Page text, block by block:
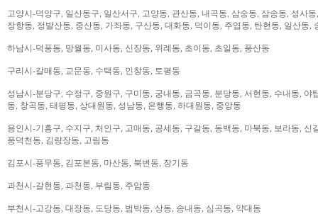
고양시-덕양구, 일산동구, 일산서구, 고양동, 관산동, 내곡동, 삼숭동, 삼송동, 성사
장항동, 정발산동, 중산동, 가좌동, 구산동, 대화동, 덕이동, 주엽동, 탄현동, 일산동,
하남시-덕풍동, 망월동, 미사동, 신장동, 위례동, 초이동, 초일동, 풍산동
구리시-갈매동, 교문동, 수택동, 인창동, 토평동
성남시-분당구, 수정구, 중원구, 구미동, 궁내동, 금곡동, 분당동, 서현동, 수내동,
동, 창곡동, 태평동, 상대원동, 성남동, 은행동, 하대원동, 중앙동
용인시-기흥구, 수지구, 처인구, 고매동, 공세동, 구갈동, 동백동, 마북동, 보라동,
풍덕천동, 김량장동, 고림동
김포시-풍무동, 김포본동, 마산동, 북변동, 장기동
과천시-갈현동, 과천동, 부림동, 주암동
부천시-고강동, 대장동, 도당동, 범박동, 상동, 송내동, 심곡동, 약대동